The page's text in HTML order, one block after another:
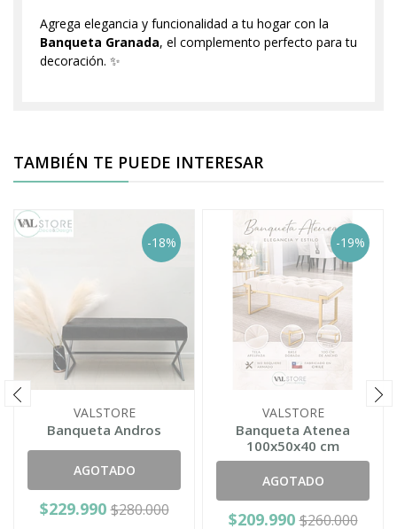
Agrega elegancia y funcionalidad a tu hogar con la
Banqueta Granada, el complemento perfecto para tu
decoración. ✨
TAMBIÉN TE PUEDE INTERESAR
-18%
VALSTORE
Banqueta Andros
AGOTADO
$229.990 $280.000
-19%
VALSTORE
Banqueta Atenea
100x50x40 cm
AGOTADO
$209.990 $260.000